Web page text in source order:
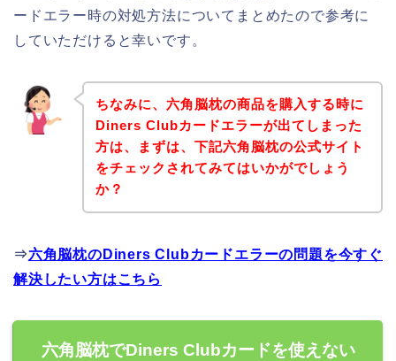
ードエラー時の対処方法についてまとめたので参考に
していただけると幸いです。
ちなみに、六角脳枕の商品を購入する時に
Diners Clubカードエラーが出てしまった
方は、まずは、下記六角脳枕の公式サイト
をチェックされてみてはいかがでしょう
か？
⇒六角脳枕のDiners Clubカードエラーの問題を今すぐ
解決したい方はこちら
六角脳枕でDiners Clubカードを使えない